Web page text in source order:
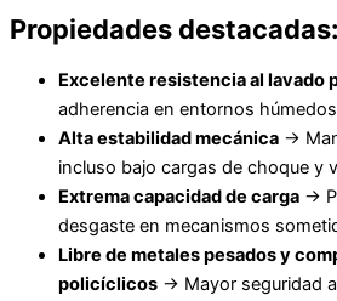
Propiedades destacadas:
Excelente resistencia al lavado
adherencia en entornos
Alta estabilidad mecánica →
incluso bajo cargas de choque y
Extrema capacidad de carga →
desgaste en mecanismos
Libre de metales pesados y
policíclicos → Mayor seguridad